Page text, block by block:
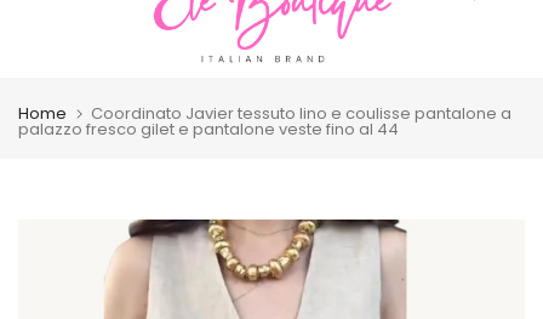
Home Coordinato Javier tessuto lino e coulisse pantalone a
palazzo fresco gilet e pantalone veste fino al 44